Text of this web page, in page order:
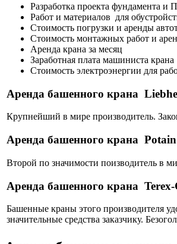
Разработка проекта фундамента и
Работ и материалов для
Стоимость погрузки и аренды
Стоимость монтажных работ и
Аренда крана за месяц
Заработная плата машиниста крана
Стоимость электроэнергии для
Аренда башенного крана
Крупнейший в мире производитель.
Аренда башенного крана
Второй по значимости поизводитель в
Аренда башенного крана
Башенные краны этого производителя
значительные средства заказчику.